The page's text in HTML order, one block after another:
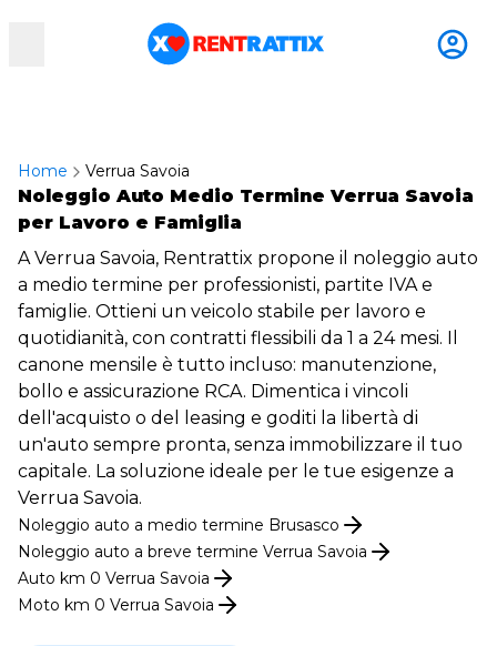
RentRattix
Home Verrua Savoia
Noleggio Auto Medio Termine Verrua Savoia
per Lavoro e Famiglia
A Verrua Savoia, Rentrattix propone il noleggio auto
a medio termine per professionisti, partite IVA e
famiglie. Ottieni un veicolo stabile per lavoro e
quotidianità, con contratti flessibili da 1 a 24 mesi. Il
canone mensile è tutto incluso: manutenzione,
bollo e assicurazione RCA. Dimentica i vincoli
dell'acquisto o del leasing e goditi la libertà di
un'auto sempre pronta, senza immobilizzare il tuo
capitale. La soluzione ideale per le tue esigenze a
Verrua Savoia.
Noleggio auto a medio termine Brusasco
Noleggio auto a breve termine Verrua Savoia
Auto km 0 Verrua Savoia
Moto km 0 Verrua Savoia